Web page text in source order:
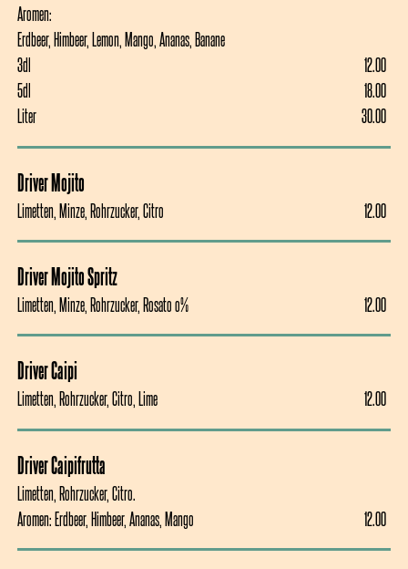
Aromen:
Erdbeer, Himbeer, Lemon, Mango, Ananas, Banane
3dl
12.00
5dl
18.00
Liter
30.00
Driver Mojito
Limetten, Minze, Rohrzucker, Citro 12.00
Driver Mojito Spritz
Limetten, Minze, Rohrzucker, Rosato o% 12.00
Driver Caipi
Limetten, Rohrzucker, Citro, Lime 12.00
Driver Caipifrutta
Limetten, Rohrzucker, Citro.
Aromen: Erdbeer, Himbeer, Ananas, Mango
12.00